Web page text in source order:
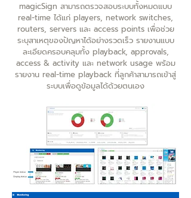
magicSign สามารถตรวจสอบระบบทั้งหมดแบบ
real-time ได้แก่ players, network switches,
routers, servers และ access points เพื่อช่วย
ระบุสาเหตุของปัญหาได้อย่างรวดเร็ว รายงานแบบ
ละเอียดครอบคลุมทั้ง playback, approvals,
access & activity และ network usage พร้อม
รายงาน real-time playback ที่ลูกค้าสามารถเข้าสู่
ระบบเพื่อดูข้อมูลได้ด้วยตนเอง